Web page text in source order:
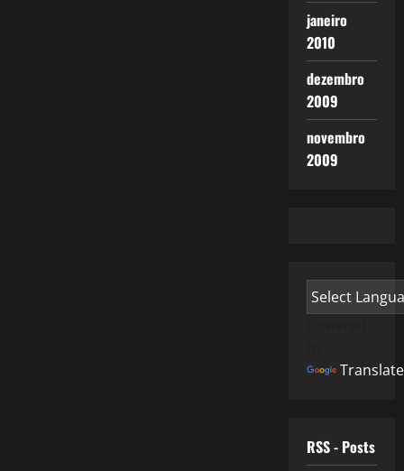
janeiro
2010
dezembro
2009
novembro
2009
Translate
RSS - Posts